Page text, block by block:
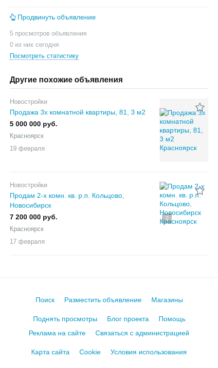
Продвинуть объявление
5 просмотров объявления
0 из них сегодня
Посмотреть статистику
Другие похожие объявления
Новостройки
Продажа 3х комнатной квартиры, 81, 3 м2
5 000 000 руб.
Красноярск
19 февраля
2
Новостройки
Продам 2-х комн. кв. р.п. Кольцово,
Новосибирск
7 200 000 руб.
Красноярск
17 февраля
Поиск Разместить объявление Магазины
Поднять просмотры Блог проекта
Помощь
Реклама на сайте
Связаться с администрацией
Карта сайта Cookie Условия использования